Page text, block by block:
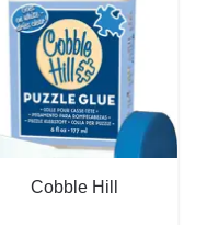
Cobble Hill